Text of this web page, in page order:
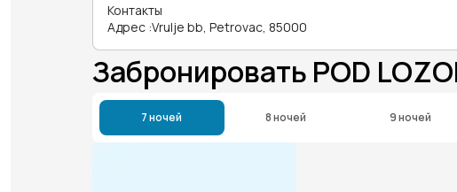
Контакты
Адрес :Vrulje bb, Petrovac, 85000
Забронировать POD
7 ночей 8 ночей 9 ночей